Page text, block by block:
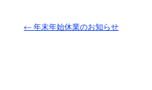
← 年末年始休業のお知らせ